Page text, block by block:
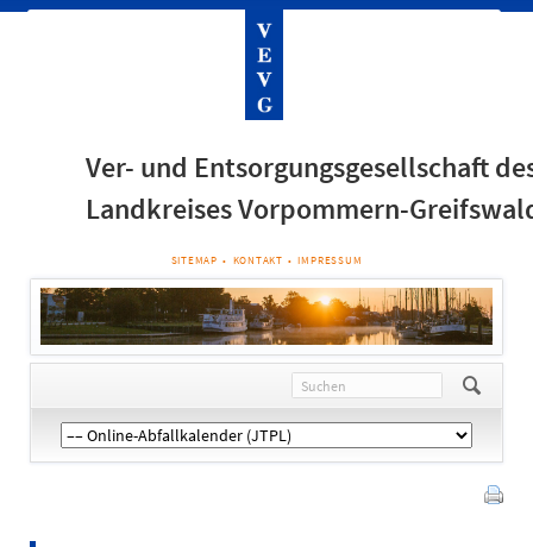
Ver- und Entsorgungsgesellschaft
Landkreises Vorpommern-
NAVIGATION
SITEMAP KONTAKT IMPRESSUM
Navigation
überspringen